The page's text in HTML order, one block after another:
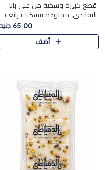
قطع كبيرة وسخية من علي بابا
التقليدي، مملوءة بتشكيلة رائعة
من المكسرات المحمصة المحمرة.
65.00 جنيه
أضف